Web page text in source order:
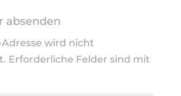
absenden
Adresse wird nicht
Erforderliche Felder sind mit